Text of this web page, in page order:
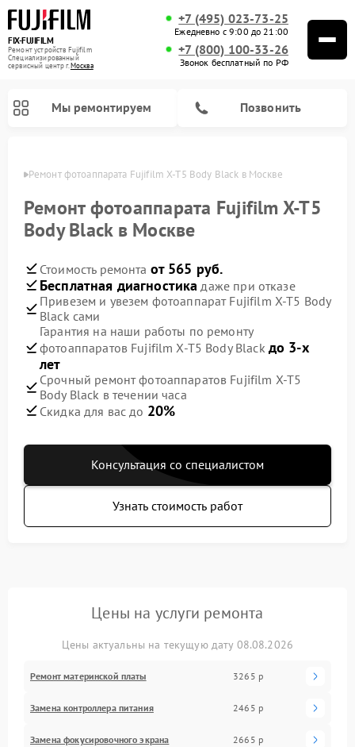
FIX-FUJIFILM
Ремонт устройств Fujifilm
Специализированный
cервисный центр г.Москва
+7 (495) 023-73-25
Ежедневно с 9:00 до 21:00
+7 (800) 100-33-26
Звонок бесплатный по РФ
Мы ремонтируем Позвонить
Ремонт фотоаппарата Fujifilm X-T5 Body Black в Москве
Ремонт фотоаппарата Fujifilm X-T5
Body Black в Москве
Стоимость ремонта от 565 руб.
Бесплатная диагностика даже при отказе
Привезем и увезем фотоаппарат Fujifilm X-T5 Body
Black сами
Гарантия на наши работы по ремонту
фотоаппаратов Fujifilm X-T5 Body Black до 3-х
лет
Срочный ремонт фотоаппаратов Fujifilm X-T5
Body Black в течении часа
Скидка для вас до 20%
Консультация со специалистом
Узнать стоимость работ
Цены на услуги ремонта
Цены актуальны на текущую дату 08.08.2026
Ремонт материнской платы 3265 р
Замена контроллера питания 2465 р
Замена фокусировочного экрана 2665 р